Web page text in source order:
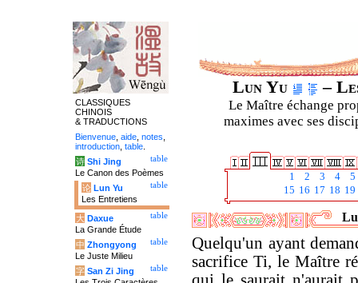
Lun Yu –
Le Maître échange
maximes avec ses
1 2 3 4
5
15 16 17 18 19
Quelqu'un ayant
sacrifice Ti, le Maître
CLASSIQUES
CHINOIS
& TRADUCTIONS
Bienvenue aide notes
introduction table
table
诗 Shi Jing
Le Canon des Poèmes
table
论 Lun Yu
Les Entretiens
table
大 Daxue
La Grande Étude
table
中 Zhongyong
Le Juste Milieu
table
字 San Zi Jing